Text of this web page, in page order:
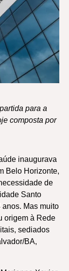
para a
composta por
inaugurava
Belo Horizonte,
de
Santo
Mas muito
origem à Rede
sediados
BA,